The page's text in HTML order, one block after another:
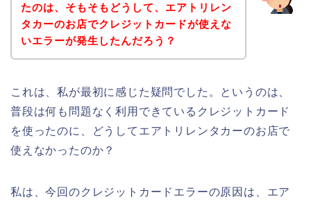
たのは、そもそもどうして、エアトリレン
タカーのお店でクレジットカードが使えな
いエラーが発生したんだろう？
これは、私が最初に感じた疑問でした。というのは、
普段は何も問題なく利用できているクレジットカード
を使ったのに、どうしてエアトリレンタカーのお店で
使えなかったのか？
私は、今回のクレジットカードエラーの原因は、エア